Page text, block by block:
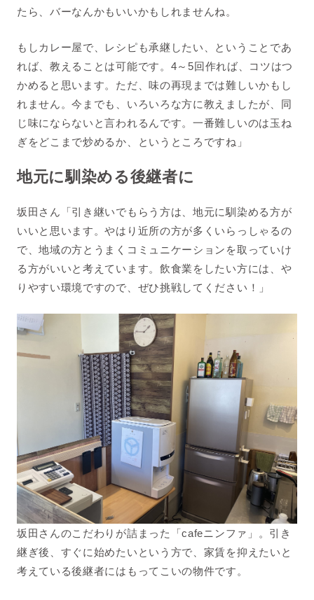
たら、バーなんかもいいかもしれませんね。
もしカレー屋で、レシピも承継したい、ということであ
れば、教えることは可能です。 4～ 5回作れば、コツはつ
かめると思います。ただ、味の再現までは難しいかもし
れません。今までも、いろいろな方に教えましたが、同
じ味にならないと言われるんです。一番難しいのは玉ね
ぎをどこまで炒めるか、というところですね」
地元に馴染める後継者に
坂田さん「引き継いでもらう方は、地元に馴染める方が
いいと思います。やはり近所の方が多くいらっしゃるの
で、地域の方とうまくコミュニケーションを取っていけ
る方がいいと考えています。飲食業をしたい方には、や
りやすい環境ですので、ぜひ挑戦してください！」
坂田さんのこだわりが詰まった「cafeニンファ」。引き
継ぎ後、すぐに始めたいという方で、家賃を抑えたいと
考えている後継者にはもってこいの物件です。